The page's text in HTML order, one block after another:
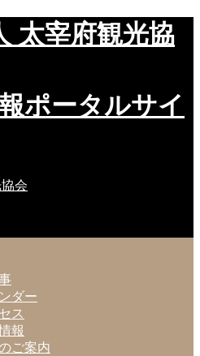
ポータルサイ
ダー
ス
報
ご案内